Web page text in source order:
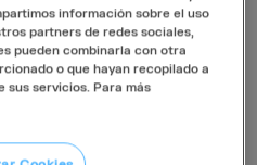
romántico,
comunidad es tan
información sobre el uso
partners de redes sociales,
pueden combinarla con otra
o que hayan recopilado a
sus servicios. Para más